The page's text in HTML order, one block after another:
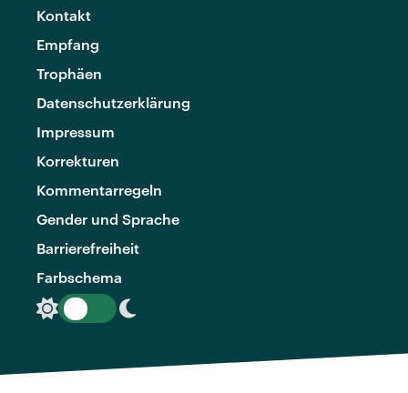
Kontakt
Empfang
Trophäen
Datenschutzerklärung
Impressum
Korrekturen
Kommentarregeln
Gender und Sprache
Barrierefreiheit
Farbschema